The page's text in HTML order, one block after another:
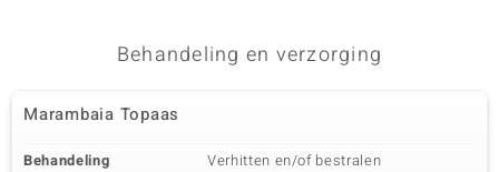
Behandeling en verzorging
Marambaia Topaas
Behandeling Verhitten en/of bestralen